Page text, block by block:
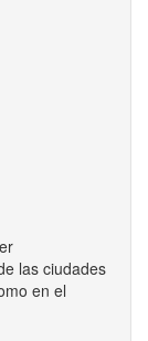
las ciudades
en el